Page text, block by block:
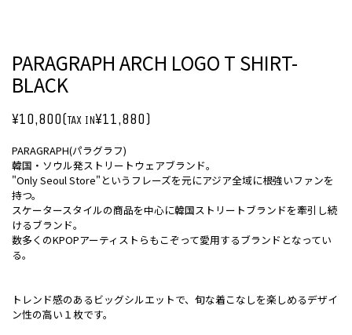
PARAGRAPH ARCH LOGO T SHIRT-
BLACK
¥10,800(TAX IN¥11,880)
PARAGRAPH(パラグラフ)
韓国・ソウル発ストリートウェアブランド。
"Only Seoul Store"というフレーズを元にアジア全域に根強いファンを
持つ。
スケータースタイルの商品を中心に韓国ストリートブランドを牽引し続
けるブランド。
数多くのKPOPアーティストらもこぞって愛用するブランドとなってい
る。
トレンド感のあるビッグシルエットで、旬な着こなしを楽しめるデザイ
ン性の高い１枚です。